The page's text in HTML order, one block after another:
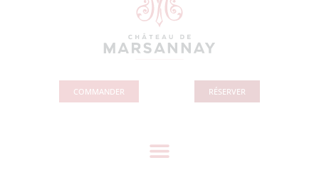
COMMANDER RÉSERVER